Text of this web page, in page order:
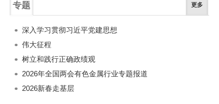
专题 更多
深入学习贯彻习近平党建思想
伟大征程
树立和践行正确政绩观
2026年全国两会有色金属行业专题报道
2026新春走基层